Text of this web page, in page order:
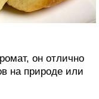
он отлично
на природе или